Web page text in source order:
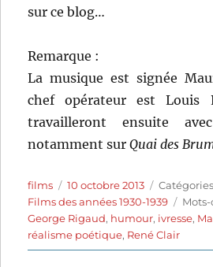
sur ce blog…
Remarque :
La musique est signée
chef opérateur est Louis
travailleront ensuite
notamment surQuai des
Auteur
films
Publié
le
10 octobre 2013 Catégories
Films des années 1930-1939
George Rigaud, humour, ivresse,
réalisme poétique, René Clair